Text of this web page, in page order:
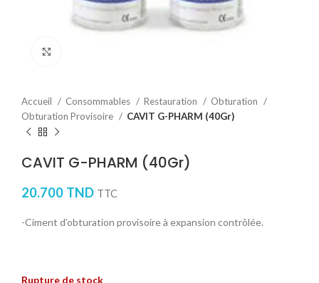
Accueil Consommables Restauration
Obturation
Obturation Provisoire
CAVIT G-PHARM (40Gr)
CAVIT G-PHARM (40Gr)
20.700 TND TTC
-Ciment d’obturation provisoire à expansion contrôlée.
Rupture de stock